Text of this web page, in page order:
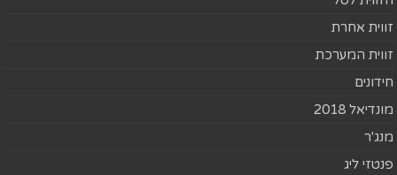
זווית אחרת
זווית המערכת
חידונים
מונדיאל 2018
מנג'ר
פנטזי ליג